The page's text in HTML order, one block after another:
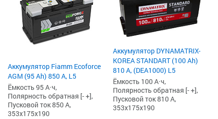
Аккумулятор Fiamm Ecoforce
AGM (95 Ah) 850 A, L5
Ёмкость 95 А·ч,
Полярность обратная [- +],
Пусковой ток 850 А,
353x175x190
Аккумулятор DYNAMATRIX-
KOREA STANDART (100 Ah)
810 А, (DEA1000) L5
Ёмкость 100 А·ч,
Полярность обратная [- +],
Пусковой ток 810 А,
353x175x190